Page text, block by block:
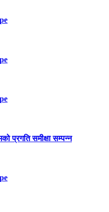
प्रगति समीक्षा सम्पन्न